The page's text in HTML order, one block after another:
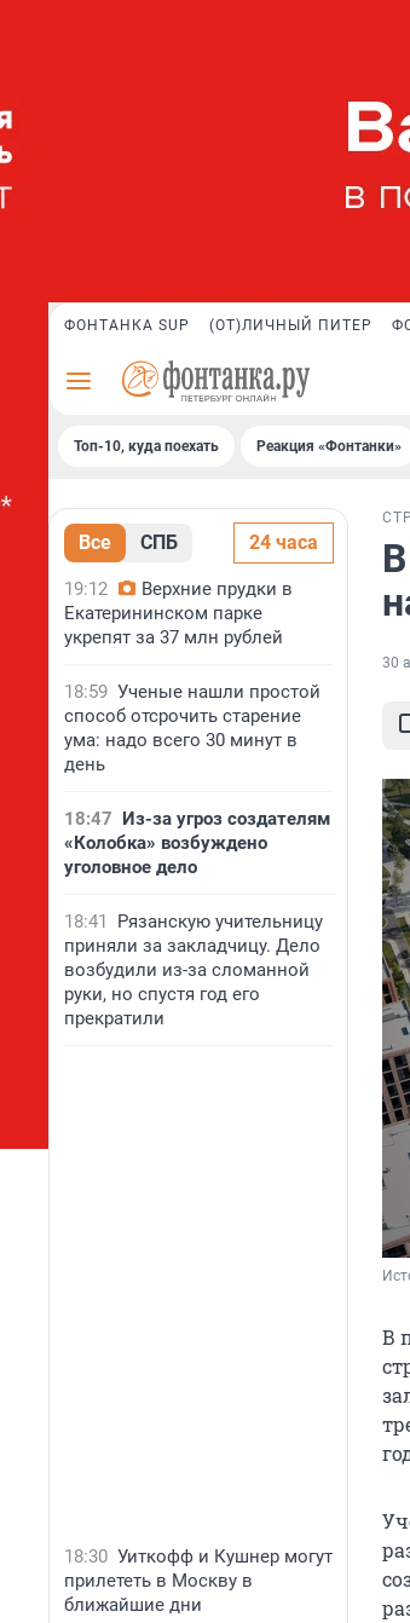
ФОНТАНКА SUP (ОТ)ЛИЧНЫЙ ПИТЕР
Топ-10, куда поехать Реакция «Фонтанки»
Все СПБ 24 часа
19:12
Верхние прудки в
Екатерининском парке
укрепят за 37 млн рублей
18:59 Ученые нашли простой
способ отсрочить старение
ума: надо всего 30 минут в
день
18:47 Из-за угроз создателям
«Колобка» возбуждено
уголовное дело
18:41
Рязанскую учительницу
приняли за закладчицу. Дело
возбудили из-за сломанной
руки, но спустя год его
прекратили
18:30 Уиткофф и Кушнер могут
прилететь в Москву в
ближайшие дни
30
В